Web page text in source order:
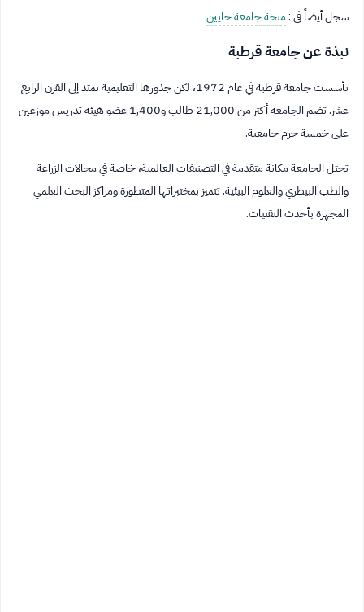
سجل أيضاً في :منحة جامعة خايين
نبذة عن جامعة قرطبة
تأسست جامعة قرطبة في عام 1972، لكن جذورها التعليمية تمتد إلى القرن الرابع
عشر. تضم الجامعة أكثر من 21,000 طالب و1,400 عضو هيئة تدريس موزعين
على خمسة حرم جامعية.
تحتل الجامعة مكانة متقدمة في التصنيفات العالمية، خاصة في مجالات الزراعة
والطب البيطري والعلوم البيئية. تتميز بمختبراتها المتطورة ومراكز البحث العلمي
المجهزة بأحدث التقنيات.